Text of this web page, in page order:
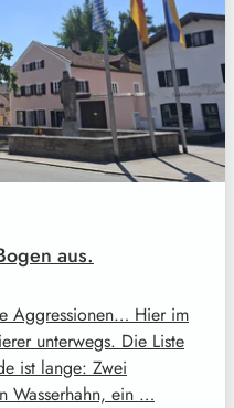
aus.
Aggressionen… Hier im
unterwegs. Die Liste
ist lange: Zwei
Wasserhahn, ein …